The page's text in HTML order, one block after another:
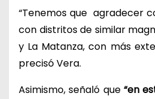
“Tenemos que agradecer
con distritos de similar
y La Matanza, con más
precisó Vera.
Asimismo, señaló que “en